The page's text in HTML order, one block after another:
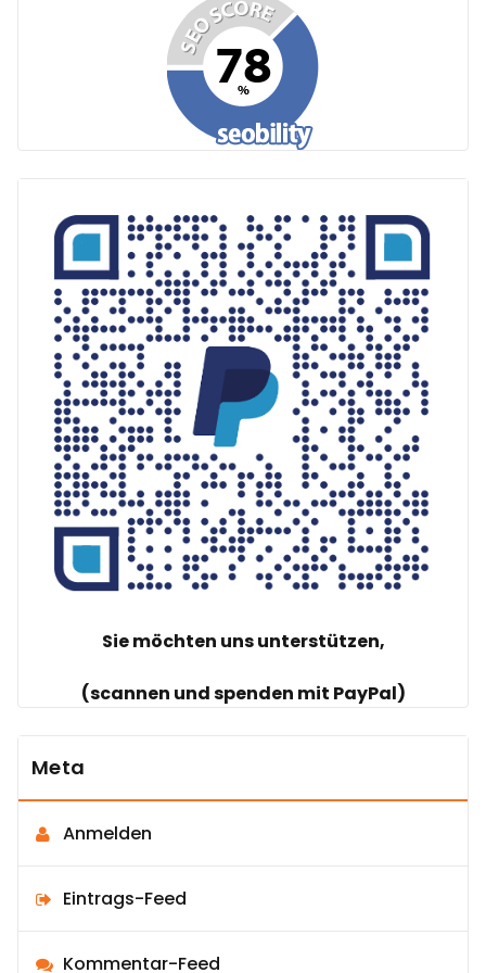
Sie möchten uns unterstützen,
(scannen und spenden mit PayPal)
Meta
Anmelden
Eintrags-Feed
Kommentar-Feed